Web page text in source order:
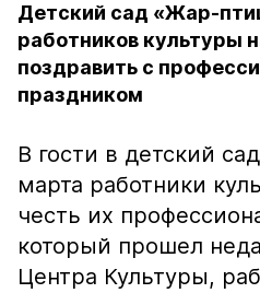
Детский сад «Жар-
работников культуры
поздравить с
праздником
В гости в детский
марта работники
честь их
который прошел
Центра Культуры,